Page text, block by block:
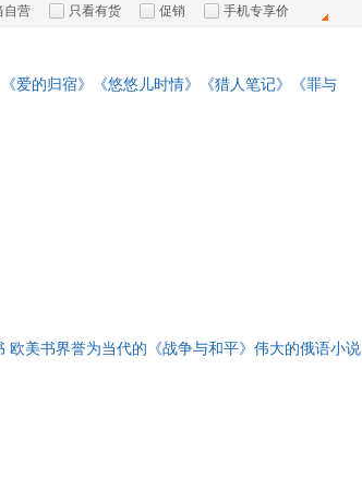
汽车用品
手机通讯
自营 只看有货 促销 手机专享价
爱的归宿》《悠悠儿时情》《猎人笔记》《罪与
美书界誉为当代的《战争与和平》伟大的俄语小说